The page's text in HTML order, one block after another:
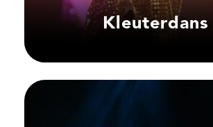
Kleuterdans